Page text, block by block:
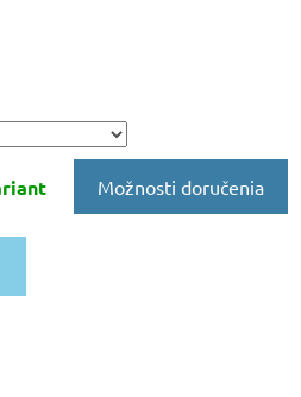
Možnosti doručenia